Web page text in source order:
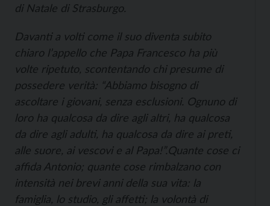
di Natale di Strasburgo.
Davanti a volti come il suo diventa subito
chiaro l’appello che Papa Francesco ha più
volte ripetuto, scontentando chi presume di
possedere verità: “Abbiamo bisogno di
ascoltare i giovani, senza esclusioni. Ognuno di
loro ha qualcosa da dire agli altri, ha qualcosa
da dire agli adulti, ha qualcosa da dire ai preti,
alle suore, ai vescovi e al Papa!”.Quante cose ci
affida Antonio; quante cose rimbalzano con
intensità nei brevi anni della sua vita: la
famiglia, lo studio, gli affetti; la volontà di